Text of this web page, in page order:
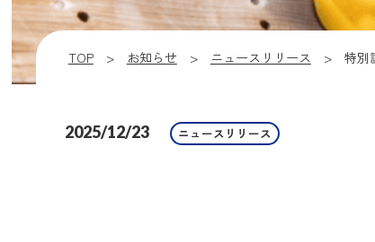
TOP お知らせ ニュースリリース 特別
2025/12/23 ニュースリリース